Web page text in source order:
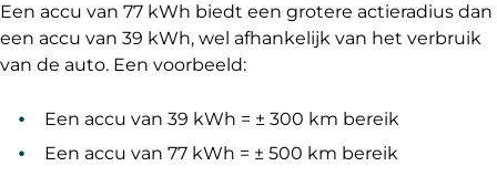
Een accu van 77 kWh biedt een grotere actieradius dan
een accu van 39 kWh, wel afhankelijk van het verbruik
van de auto. Een voorbeeld:
Een accu van 39 kWh = ± 300 km bereik
Een accu van 77 kWh = ± 500 km bereik